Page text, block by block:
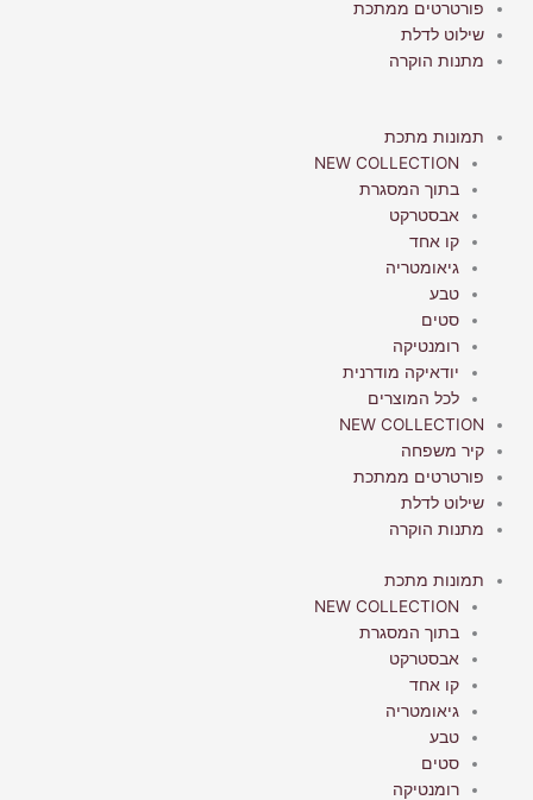
פורטרטים ממתכת
שילוט לדלת
מתנות הוקרה
תמונות מתכת
NEW COLLECTION
בתוך המסגרת
אבסטרקט
קו אחד
גיאומטריה
טבע
סטים
רומנטיקה
יודאיקה מודרנית
לכל המוצרים
NEW COLLECTION
קיר משפחה
פורטרטים ממתכת
שילוט לדלת
מתנות הוקרה
תמונות מתכת
NEW COLLECTION
בתוך המסגרת
אבסטרקט
קו אחד
גיאומטריה
טבע
סטים
רומנטיקה